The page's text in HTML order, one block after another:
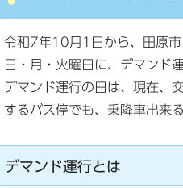
令和7年10月1日から、田原市
日・月・火曜日に、デマンド
デマンド運行の日は、現在、
するバス停でも、乗降車出来
デマンド運行とは